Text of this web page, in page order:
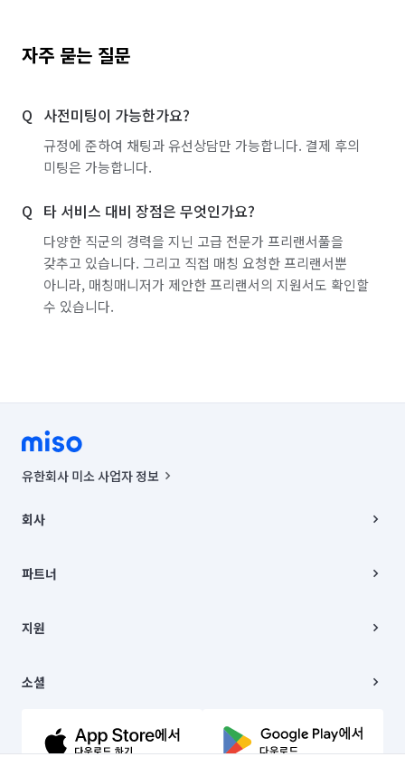
자주 묻는 질문
사전미팅이 가능한가요?
규정에 준하여 채팅과 유선상담만 가능합니다. 결제 후의
미팅은 가능합니다.
타 서비스 대비 장점은 무엇인가요?
다양한 직군의 경력을 지닌 고급 전문가 프리랜서풀을
갖추고 있습니다. 그리고 직접 매칭 요청한 프리랜서뿐
아니라, 매칭매니저가 제안한 프리랜서의 지원서도 확인할
수 있습니다.
유한회사 미소 사업자 정보
00019 |
주소 | 본사: 서울특별시 종로구 율곡로 6(중학동, 트윈트리빌딩) B동 5층
컨택센터 : 서울특별시 종로구 수송동 율곡로 24, 7층, 8층 미소
상품, 상품정보, 거래에 관한 의무와 책임은 거래당사자에게 있습니다.
언론 보도 관련 문의:
© 유한회사 미소. Miso, Inc. All Rights Reserved.
회사
채용
파트너
이사
지원
이용약관
문의하기
소셜
유튜브